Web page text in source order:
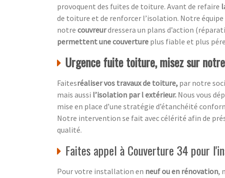
provoquent des fuites de toiture. Avant de refaire
de toiture et de renforcer l’isolation. Notre équipe
notre couvreurdressera un plans d’action
permettent une couverture plus fiable et plus
Urgence fuite toiture, misez sur
Faitesréaliser vos travaux de toiture, par notre
mais aussi l’isolation par l extérieur. Nous vous
mise en place d’une stratégie d’étanchéité
Notre intervention se fait avec célérité afin de
qualité.
Faites appel à Couverture 34 pour
Pour votre installation en neuf ou en rénovation,